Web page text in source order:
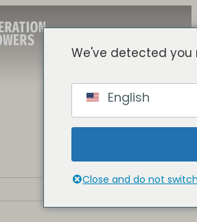
English
Portuguese
We've detected
English
Close and do not